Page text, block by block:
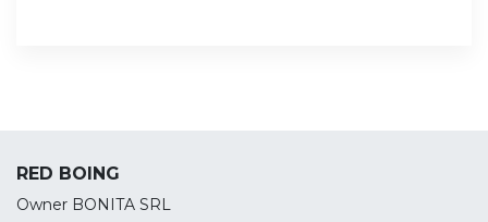
RED BOING
Owner BONITA SRL